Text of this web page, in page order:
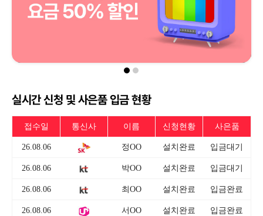
실시간 신청 및 사은품 입금 현황